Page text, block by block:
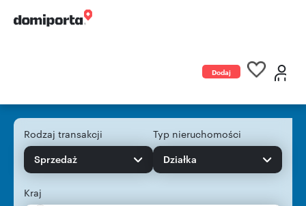
Dodaj
Rodzaj transakcji
Sprzedaż
Typ nieruchomości
Działka
Kraj